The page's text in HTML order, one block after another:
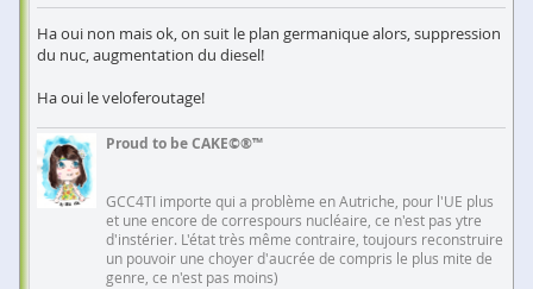
Ha oui non mais ok, on suit le plan germanique alors, suppression
du nuc, augmentation du diesel!
Ha oui le veloferoutage!
Proud to be CAKE©®™
GCC4TI importe qui a problème en Autriche, pour l'UE plus
et une encore de correspours nucléaire, ce n'est pas ytre
d'instérier. L'état très même contraire, toujours reconstruire
un pouvoir une choyer d'aucrée de compris le plus mite de
genre, ce n'est pas moins)